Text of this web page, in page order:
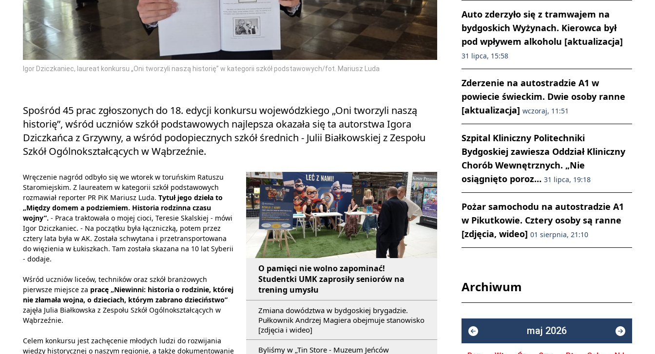
Igor Dziczkaniec, laureat konkursu „Oni tworzyli naszą historię” w kategorii szkół podstawowych/fot. Mariusz Luda
Spośród 45 prac zgłoszonych do 18. edycji konkursu wojewódzkiego „Oni tworzyli naszą
historię”, wśród uczniów szkół podstawowych najlepsza okazała się ta autorstwa Igora
Dziczkańca z Grzywny, a wśród podopiecznych szkół średnich - Julii Białkowskiej z Zespołu
Szkół Ogólnokształcących w Wąbrzeźnie.
O pamięci nie wolno zapominać!
Studentki UMK zaprosiły seniorów na
trening umysłu
Zmiana dowództwa w bydgoskiej brygadzie.
Pułkownik Andrzej Magiera obejmuje stanowisko
[zdjęcia i wideo]
Byliśmy w „Tin Store - Muzeum Jeńców
Wręczenie nagród odbyło się we wtorek w toruńskim Ratuszu
Staromiejskim. Z laureatem w kategorii szkół podstawowych
rozmawiał reporter PR PiK Mariusz Luda. Tytuł jego dzieła to
„Między domem a podziemiem. Historia rodzinna czasu
wojny”. - Praca traktowała o mojej cioci, Teresie Skalskiej - mówi
Igor Dziczkaniec. - Na początku była łączniczką, potem przez
cztery lata była w AK. Została schwytana i przetransportowana
do więzienia w Łukiszkach. Tam została skazana na 10 lat Syberii
- dodaje.
Wśród uczniów liceów, techników oraz szkół branżowych
pierwsze miejsce za pracę „Niewinni: historia o rodzinie, której
nie złamała wojna, o dzieciach, którym zabrano dzieciństwo”
zajęła Julia Białkowska z Zespołu Szkół Ogólnokształcących w
Wąbrzeźnie.
Celem konkursu jest zachęcenie młodych ludzi do rozwijania
wiedzy historycznej o naszym regionie, a także dokumentowanie
Auto zderzyło się z tramwajem na
bydgoskich Wyżynach. Kierowca był
pod wpływem alkoholu [aktualizacja]
31 lipca, 15:58
Zderzenie na autostradzie A1 w
powiecie świeckim. Dwie osoby ranne
[aktualizacja] wczoraj, 11:51
Szpital Kliniczny Politechniki
Bydgoskiej zawiesza Oddział Kliniczny
Chorób Wewnętrznych. „Nie
osiągnięto poroz… 31 lipca, 19:18
Pożar samochodu na autostradzie A1
w Pikutkowie. Cztery osoby są ranne
[zdjęcia, wideo] 01 sierpnia, 21:10
Archiwum
maj 2026